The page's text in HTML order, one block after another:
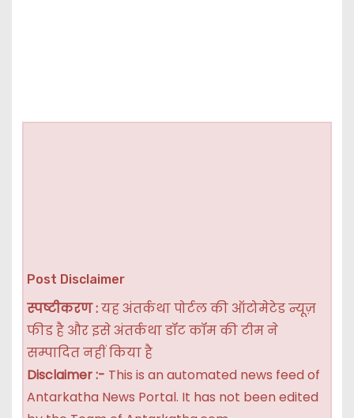
Post Disclaimer
स्पष्टीकरण :यह अंतर्कथा पोर्टल की ऑटोमेटेड न्यूज़
फीड है और इसे अंतर्कथा डॉट कॉम की टीम ने
सम्पादित नहीं किया है
Disclaimer :- This is an automated news feed of
Antarkatha News Portal. It has not been edited